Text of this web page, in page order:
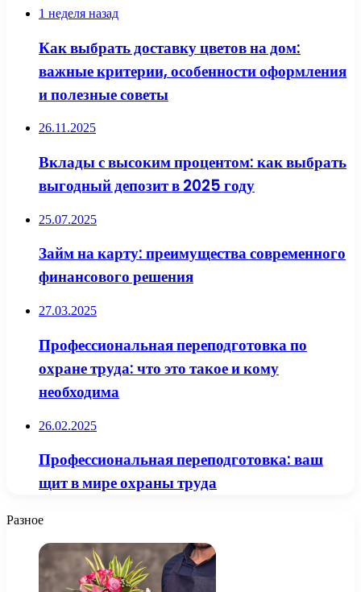
1 неделя назад
Как выбрать доставку цветов на дом:
важные критерии, особенности оформления
и полезные советы
26.11.2025
Вклады с высоким процентом: как выбрать
выгодный депозит в 2025 году
25.07.2025
Займ на карту: преимущества современного
финансового решения
27.03.2025
Профессиональная переподготовка по
охране труда: что это такое и кому
необходима
26.02.2025
Профессиональная переподготовка: ваш
щит в мире охраны труда
Разное